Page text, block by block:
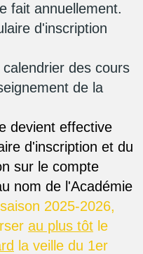
fait annuellement.
d'inscription
des cours
de la
devient effective
d'inscription et du
sur le compte
nom de l'Académie
2025-2026,
au plus tôt le
la veille du 1er